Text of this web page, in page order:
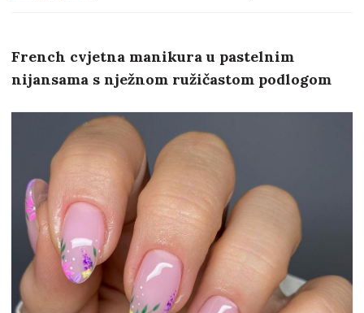
French cvjetna manikura u pastelnim
nijansama s nježnom ružičastom podlogom